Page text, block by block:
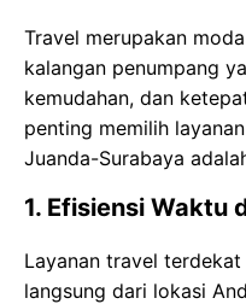
Travel merupakan
kalangan penumpang
kemudahan, dan
penting memilih
Juanda-Surabaya
1. Efisiensi Waktu
Layanan travel
langsung dari lokasi